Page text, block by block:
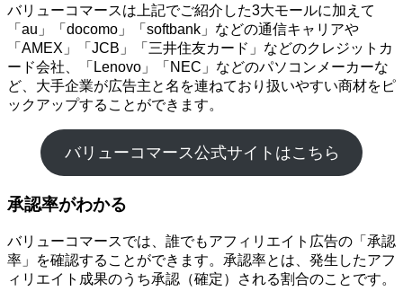
バリューコマースは上記でご紹介した3大モールに加えて
「au」「docomo」「softbank」などの通信キャリアや
「AMEX」「JCB」「三井住友カード」などのクレジットカ
ード会社、「Lenovo」「NEC」などのパソコンメーカーな
ど、大手企業が広告主と名を連ねており扱いやすい商材をピ
ックアップすることができます。
バリューコマース公式サイトはこちら
承認率がわかる
バリューコマースでは、誰でもアフィリエイト広告の「承認
率」を確認することができます。承認率とは、発生したアフ
ィリエイト成果のうち承認（確定）される割合のことです。